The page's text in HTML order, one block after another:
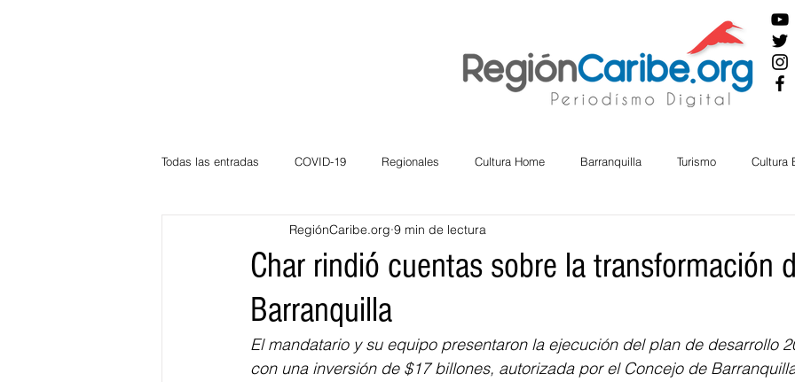
Todas las entradas COVID-19 Regionales Cultura Home Barranquilla Turismo Cultura
Atlántico La Guajira Cesar
Bloggeros Hermanos Mayores
Educación BID BIENESTAR AMBIENTAL AFRO
Char rindió cuentas sobre la transformación
Barranquilla
RegiónCaribe.org 9 min de lectura
El mandatario y su equipo presentaron la ejecución del plan de desarrollo
con una inversión de $17 billones, autorizada por el Concejo de